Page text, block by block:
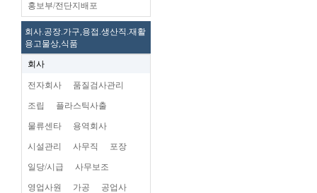
홍보부/전단지배포
회사.공장.가구,용접.생산직.재활
용고물상,식품
회사
전자회사 품질검사관리
조립 플라스틱사출
물류센타 용역회사
시설관리 사무직 포장
일당/시급 사무보조
영업사원 가공 공업사